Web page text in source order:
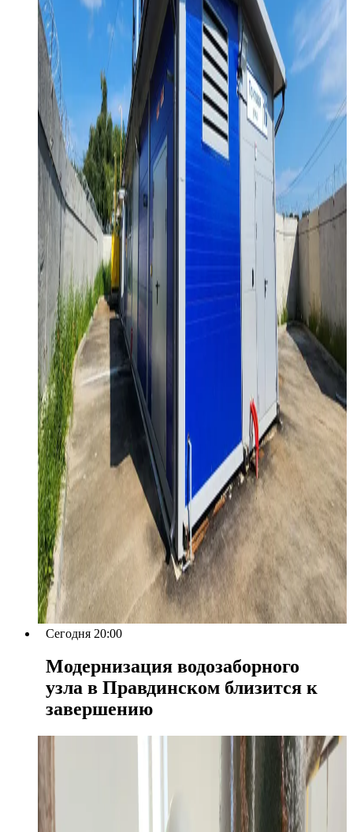
Сегодня 20:00
Модернизация водозаборного
узла в Правдинском близится к
завершению